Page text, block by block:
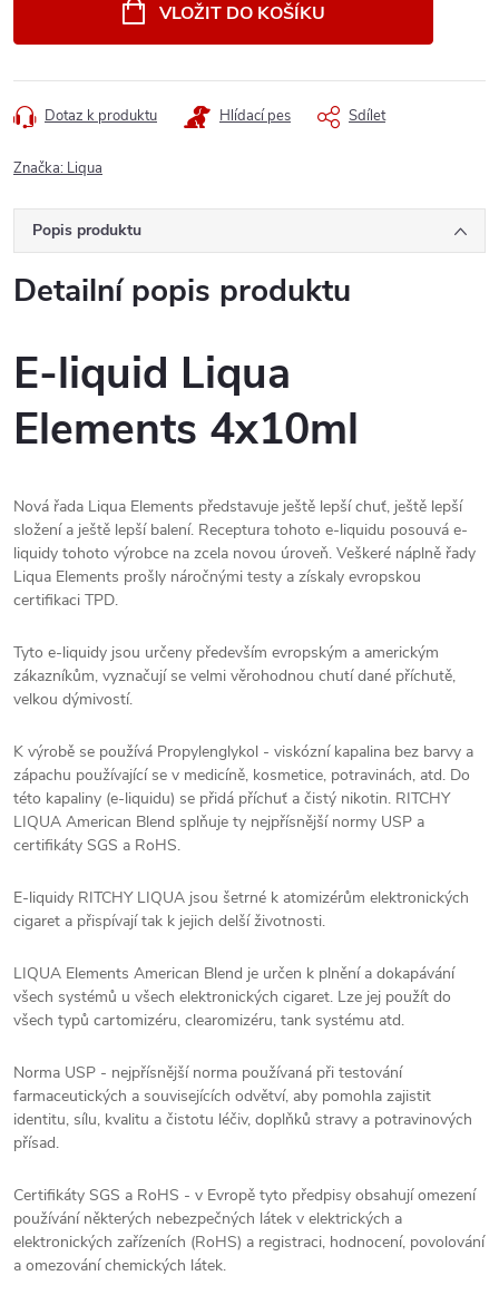
VLOŽIT DO KOŠÍKU
Dotaz k produktu Hlídací pes Sdílet
Značka: Liqua
Popis produktu
Detailní popis produktu
E-liquid Liqua
Elements 4x10ml
Nová řada Liqua Elements představuje ještě lepší chuť, ještě lepší
složení a ještě lepší balení. Receptura tohoto e-liquidu posouvá e-
liquidy tohoto výrobce na zcela novou úroveň. Veškeré náplně řady
Liqua Elements prošly náročnými testy a získaly evropskou
certifikaci TPD.
Tyto e-liquidy jsou určeny především evropským a americkým
zákazníkům, vyznačují se velmi věrohodnou chutí dané příchutě,
velkou dýmivostí.
K výrobě se používá Propylenglykol - viskózní kapalina bez barvy a
zápachu používající se v medicíně, kosmetice, potravinách, atd. Do
této kapaliny (e-liquidu) se přidá příchuť a čistý nikotin. RITCHY
LIQUA American Blend splňuje ty nejpřísnější normy USP a
certifikáty SGS a RoHS.
E-liquidy RITCHY LIQUA jsou šetrné k atomizérům elektronických
cigaret a přispívají tak k jejich delší životnosti.
LIQUA Elements American Blend je určen k plnění a dokapávání
všech systémů u všech elektronických cigaret. Lze jej použít do
všech typů cartomizéru, clearomizéru, tank systému atd.
Norma USP - nejpřísnější norma používaná při testování
farmaceutických a souvisejících odvětví, aby pomohla zajistit
identitu, sílu, kvalitu a čistotu léčiv, doplňků stravy a potravinových
přísad.
Certifikáty SGS a RoHS - v Evropě tyto předpisy obsahují omezení
používání některých nebezpečných látek v elektrických a
elektronických zařízeních (RoHS) a registraci, hodnocení, povolování
a omezování chemických látek.